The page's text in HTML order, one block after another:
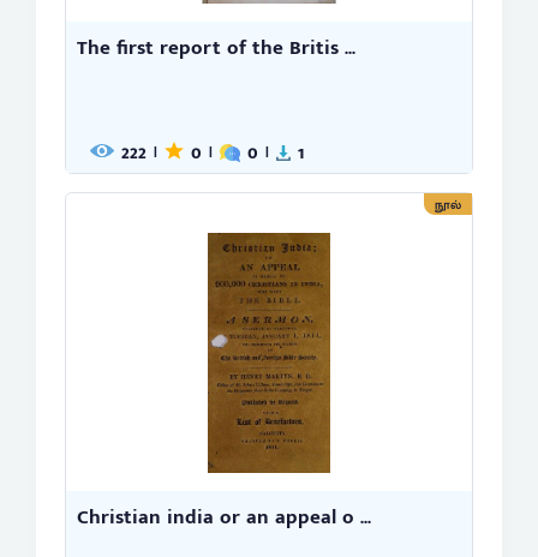
The first report of the Britis ...
222 | 0 | 0 | 1
நூல்
Christian india or an appeal o ...